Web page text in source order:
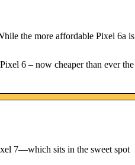
the more affordable Pixel 6a is
6 – now cheaper than ever the
7—which sits in the sweet spot